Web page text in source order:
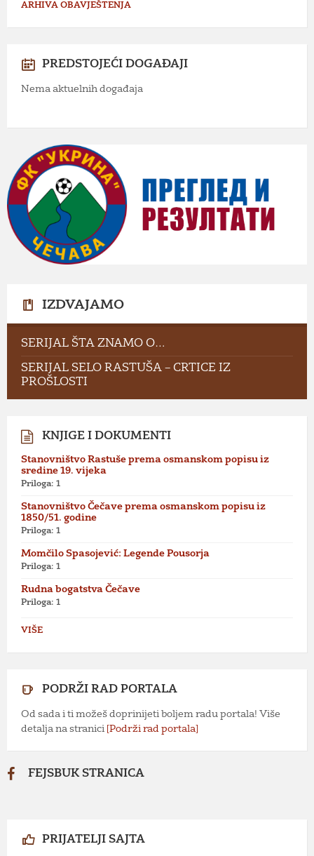
ARHIVA OBAVJEŠTENJA
PREDSTOJEĆI DOGAĐAJI
Nema aktuelnih događaja
IZDVAJAMO
SERIJAL ŠTA ZNAMO O…
SERIJAL SELO RASTUŠA – CRTICE IZ
PROŠLOSTI
KNJIGE I DOKUMENTI
Stanovništvo Rastuše prema osmanskom popisu iz
sredine 19. vijeka
Priloga: 1
Stanovništvo Čečave prema osmanskom popisu iz
1850/51. godine
Priloga: 1
Momčilo Spasojević: Legende Pousorja
Priloga: 1
Rudna bogatstva Čečave
Priloga: 1
VIŠE
PODRŽI RAD PORTALA
Od sada i ti možeš doprinijeti boljem radu portala! Više
detalja na stranici [Podrži rad portala]
FEJSBUK STRANICA
PRIJATELJI SAJTA